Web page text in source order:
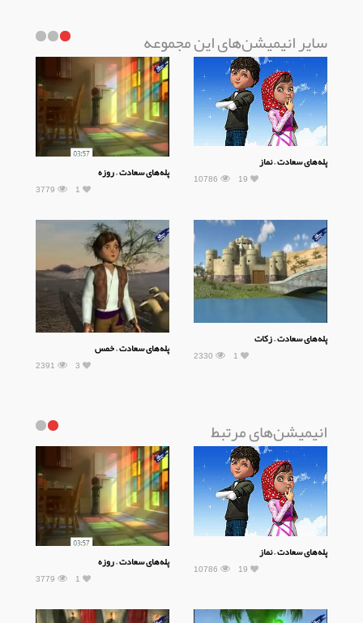
سایر انیمیشن‌های این مجموعه
پله‌های سعادت – نماز
10786 19 پله‌های سعادت – روزه
3779 1
پله‌های سعادت – زکات
2330 1 پله‌های سعادت – خمس
2391 3
انیمیشن‌های مرتبط
پله‌های سعادت – نماز
10786 19 پله‌های سعادت – روزه
3779 1